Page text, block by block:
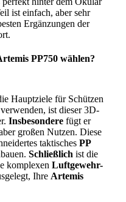
ist einfach, aber sehr
Ergänzungen der
PP750 wählen?
Hauptziele für Schützen
ist dieser 3D-
Insbesondere fügt er
großen Nutzen. Diese
taktisches PP
Schließlich ist die
komplexen Luftgewehr-
Ihre Artemis